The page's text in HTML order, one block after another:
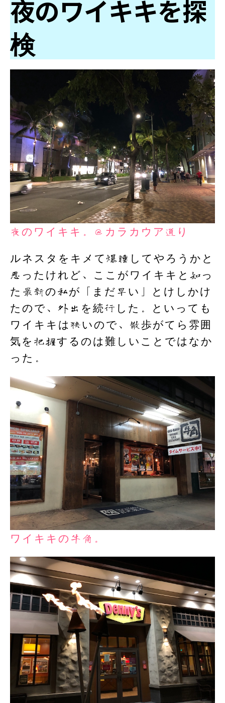
夜のワイキキを探
検
夜のワイキキ。＠カラカウア通り
ルネスタをキメて爆睡してやろうかと
思ったけれど、ここがワイキキと知っ
た最新の私が「まだ早い」とけしかけ
たので、外出を続行した。といっても
ワイキキは狭いので、散歩がてら雰囲
気を把握するのは難しいことではなか
った。
ワイキキの牛角。